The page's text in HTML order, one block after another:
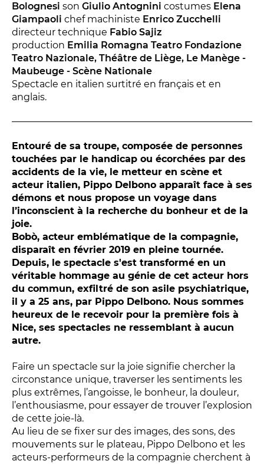
Le Comité de lecture
LES TEMPS FORTS
Les Contes d’apéro
Festival de Magie
LE PUBLIC
VOUS ÊTES...
Enseignant
Relais
En famille
Étudiant
Entreprise
Entre amis, entre collègues
Acteur des secteurs social,
médical et judiciaire
En situation de handicap
PRATIQUEZ...
Nissa Slam
Le Lab'Oratoire
[cours d’oralité]
À Voix haute · cours [8-14 ans]
Bolognesi son Giulio Antognini costumes Elena
Giampaoli chef machiniste Enrico Zucchelli
directeur technique Fabio Sajiz
production Emilia Romagna Teatro Fondazione
Teatro Nazionale, Théâtre de Liège, Le Manège -
Maubeuge - Scène Nationale
Spectacle en italien surtitré en français et en
anglais.
Entouré de sa troupe, composée de personnes
touchées par le handicap ou écorchées par des
accidents de la vie, le metteur en scène et
acteur italien, Pippo Delbono apparaît face à ses
démons et nous propose un voyage dans
l’inconscient à la recherche du bonheur et de la
joie.
Bobò, acteur emblématique de la compagnie,
disparaît en février 2019 en pleine tournée.
Depuis, le spectacle s'est transformé en un
véritable hommage au génie de cet acteur hors
du commun, exfiltré de son asile psychiatrique,
il y a 25 ans, par Pippo Delbono. Nous sommes
heureux de le recevoir pour la première fois à
Nice, ses spectacles ne ressemblant à aucun
autre.
Faire un spectacle sur la joie signifie chercher la
circonstance unique, traverser les sentiments les
plus extrêmes, l’angoisse, le bonheur, la douleur,
l’enthousiasme, pour essayer de trouver l’explosion
de cette joie-là.
Au lieu de se fixer sur des images, des sons, des
mouvements sur le plateau, Pippo Delbono et les
acteurs-performeurs de la compagnie cherchent à